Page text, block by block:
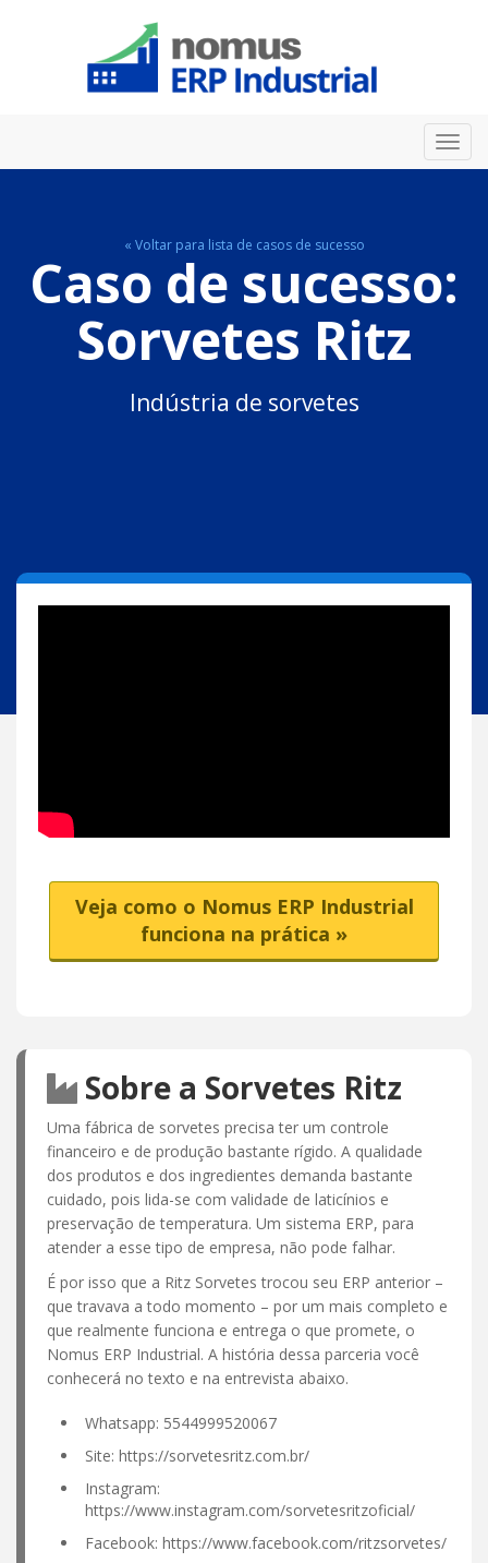
« Voltar para lista de casos de sucesso
Caso de sucesso:
Sorvetes Ritz
Indústria de sorvetes
Veja como o Nomus ERP Industrial
funciona na prática »
Sobre a Sorvetes Ritz
Uma fábrica de sorvetes precisa ter um controle
financeiro e de produção bastante rígido. A qualidade
dos produtos e dos ingredientes demanda bastante
cuidado, pois lida-se com validade de laticínios e
preservação de temperatura. Um sistema ERP, para
atender a esse tipo de empresa, não pode falhar.
É por isso que a Ritz Sorvetes trocou seu ERP anterior –
que travava a todo momento – por um mais completo e
que realmente funciona e entrega o que promete, o
Nomus ERP Industrial. A história dessa parceria você
conhecerá no texto e na entrevista abaixo.
Whatsapp: 5544999520067
Site: https://sorvetesritz.com.br/
Instagram:
https://www.instagram.com/sorvetesritzoficial/
Facebook: https://www.facebook.com/ritzsorvetes/